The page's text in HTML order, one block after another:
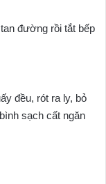
đường rồi tắt bếp
đều, rót ra ly, bỏ
sạch cất ngăn